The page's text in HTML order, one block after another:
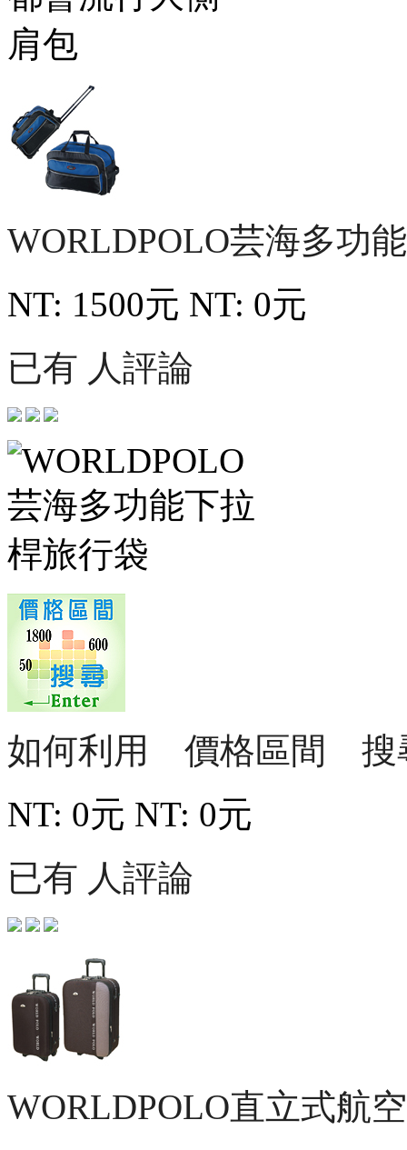
WORLDPOLO芸海多功
NT: 1500元 NT: 0元
已有 人評論
如何利用 價格區間 搜
NT: 0元 NT: 0元
已有 人評論
WORLDPOLO直立式航